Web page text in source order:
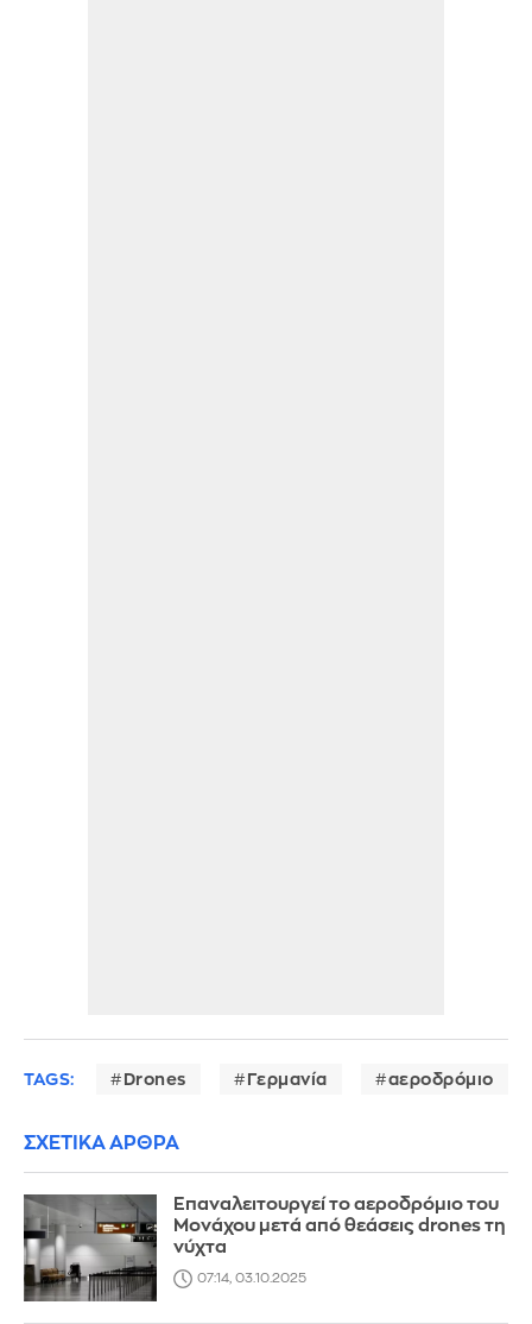
TAGS: Drones Γερμανία αεροδρόμιο
ΣΧΕΤΙΚΑ ΑΡΘΡΑ
Επαναλειτουργεί το αεροδρόμιο του
Μονάχου μετά από θεάσεις drones τη
νύχτα
07:14, 03.10.2025